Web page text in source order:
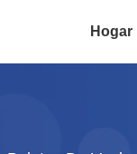
Hogar